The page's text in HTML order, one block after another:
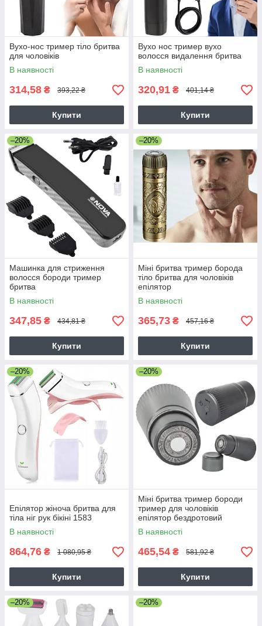
Вухо-нос тример тіло бритва
для чоловіків
В наявності
314,58 ₴ 393,22 ₴
Купити
Вухо нос тример вухо
волосся видалення бритва
В наявності
320,91 ₴ 401,14 ₴
Купити
–20%
Машинка для стриження
волосся бороди тример
бритва
В наявності
347,85 ₴ 434,81 ₴
Купити
–20%
Міні бритва тример борода
тіло бритва для чоловіків
епілятор
В наявності
365,73 ₴ 457,16 ₴
Купити
–20%
Епілятор жіноча бритва для
тіла ніг рук бікіні 1583
В наявності
864,76 ₴ 1 080,95 ₴
Купити
–20%
Міні бритва тример бороди
тример для чоловіків
епілятор бездротовий
В наявності
465,54 ₴ 581,92 ₴
Купити
–20% –20%